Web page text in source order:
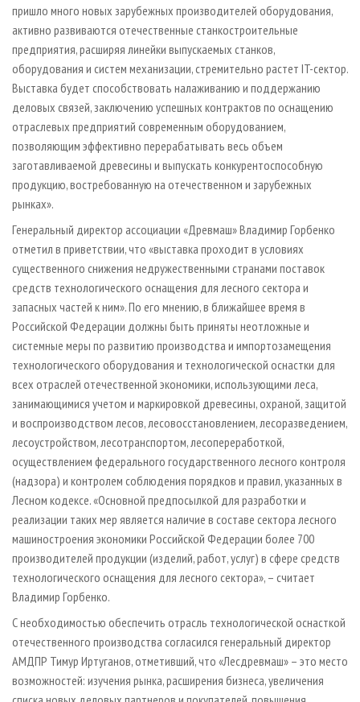
пришло много новых зарубежных производителей оборудования,
активно развиваются отечественные станкостроительные
предприятия, расширяя линейки выпускаемых станков,
оборудования и систем механизации, стремительно растет IT-сектор.
Выставка будет способствовать налаживанию и поддержанию
деловых связей, заключению успешных контрактов по оснащению
отраслевых предприятий современным оборудованием,
позволяющим эффективно перерабатывать весь объем
заготавливаемой древесины и выпускать конкурентоспособную
продукцию, востребованную на отечественном и зарубежных
рынках».
Генеральный директор ассоциации «Древмаш» Владимир Горбенко
отметил в приветствии, что «выставка проходит в условиях
существенного снижения недружественными странами поставок
средств технологического оснащения для лесного сектора и
запасных частей к ним». По его мнению, в ближайшее время в
Российской Федерации должны быть приняты неотложные и
системные меры по развитию производства и импортозамещения
технологического оборудования и технологической оснастки для
всех отраслей отечественной экономики, использующими леса,
занимающимися учетом и маркировкой древесины, охраной, защитой
и воспроизводством лесов, лесовосстановлением, лесоразведением,
лесоустройством, лесотранспортом, лесопереработкой,
осуществлением федерального государственного лесного контроля
(надзора) и контролем соблюдения порядков и правил, указанных в
Лесном кодексе. «Основной предпосылкой для разработки и
реализации таких мер является наличие в составе сектора лесного
машиностроения экономики Российской Федерации более 700
производителей продукции (изделий, работ, услуг) в сфере средств
технологического оснащения для лесного сектора», – считает
Владимир Горбенко.
С необходимостью обеспечить отрасль технологической оснасткой
отечественного производства согласился генеральный директор
АМДПР Тимур Иртуганов, отметивший, что «Лесдревмаш» – это место
возможностей: изучения рынка, расширения бизнеса, увеличения